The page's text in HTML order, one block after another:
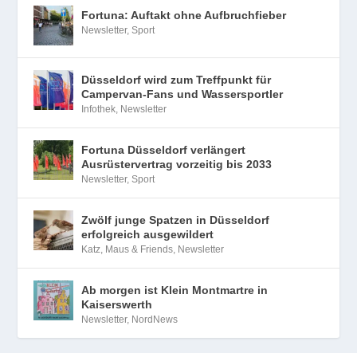
Fortuna: Auftakt ohne Aufbruchfieber
Newsletter,Sport
Düsseldorf wird zum Treffpunkt für
Campervan-Fans und Wassersportler
Infothek, Newsletter
Fortuna Düsseldorf verlängert
Ausrüstervertrag vorzeitig bis 2033
Newsletter,Sport
Zwölf junge Spatzen in Düsseldorf
erfolgreich ausgewildert
Katz, Maus & Friends, Newsletter
Ab morgen ist Klein Montmartre in
Kaiserswerth
Newsletter, NordNews